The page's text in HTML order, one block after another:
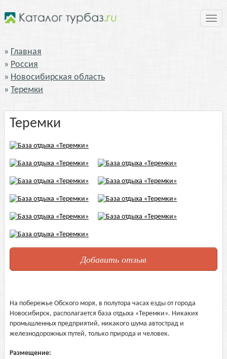
Главная
Россия
Новосибирская область
Теремки
Теремки
Добавить отзыв
На побережье Обского моря, в полутора часах езды от города
Новосибирск, располагается база отдыха «Теремки». Никаких
промышленных предприятий, никакого шума автострад и
железнодорожных путей, только природа и человек.
Размещение: